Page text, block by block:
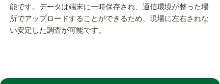
能です。データは端末に一時保存され、通信環境が整った場
所でアップロードすることができるため、現場に左右されな
い安定した調査が可能です。